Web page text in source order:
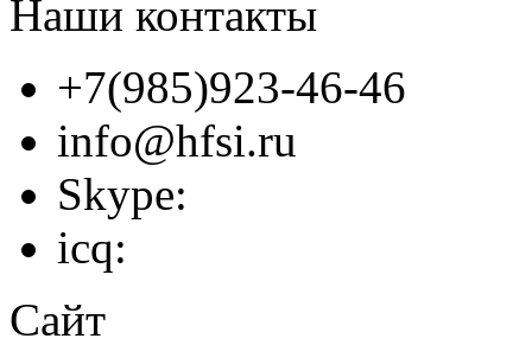
Наши контакты
+7(985)923-46-46
info@hfsi.ru
Skype:
icq:
Сайт